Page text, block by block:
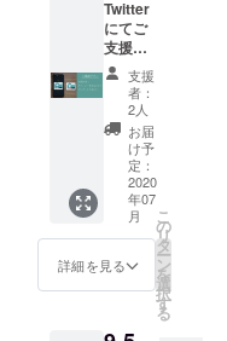
らから
ご提供
させて
いただ
くプラ
ンで
す。 コ
メント
つけて
RTして
いただ
けた方
には感
謝の気
Twitter
にてご
支援い
ただい
た方の
IDもし
くは名
前を記
載して
購入で
きない
方へプ
レゼン
ト企画
を致し
支援
者：
2人
お届
け予
定：
2020
年07
月
詳細を見る
こ
の
リ
タ
ー
ン
を
選
択
す
る